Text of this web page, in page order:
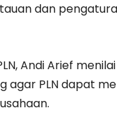
dan
Andi Arief
agar PLN dapat